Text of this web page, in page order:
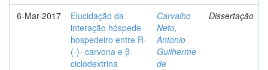
6-Mar-2017
Elucidação da
interação hóspede-
hospedeiro entre R-
(-)- carvona e β-
ciclodextrina
Carvalho
Neto,
Antonio
Guilherme
de
Dissertação